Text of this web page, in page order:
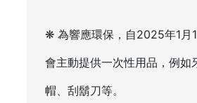
❋ 為響應環保，自2025年1月
會主動提供一次性用品，例如
帽、刮鬍刀等。